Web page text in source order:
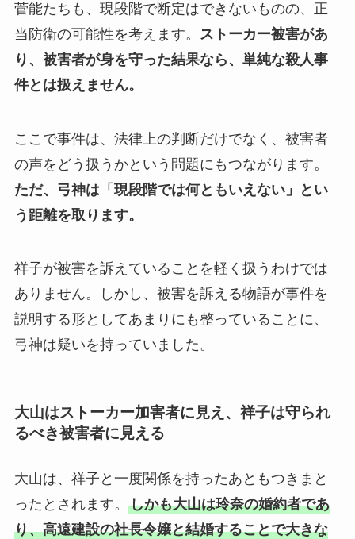
菅能たちも、現段階で断定はできないものの、正
当防衛の可能性を考えます。
ストーカー被害があ
り、被害者が身を守った結果なら、単純な殺人事
件とは扱えません。
ここで事件は、法律上の判断だけでなく、被害者
の声をどう扱うかという問題にもつながります。
ただ、弓神は「現段階では何ともいえない」とい
う距離を取ります。
祥子が被害を訴えていることを軽く扱うわけでは
ありません。しかし、被害を訴える物語が事件を
説明する形としてあまりにも整っていることに、
弓神は疑いを持っていました。
大山はストーカー加害者に見え、祥子は守られ
るべき被害者に見える
大山は、祥子と一度関係を持ったあともつきまと
ったとされます。 しかも大山は玲奈の婚約者であ
り、高遠建設の社長令嬢と結婚することで大きな